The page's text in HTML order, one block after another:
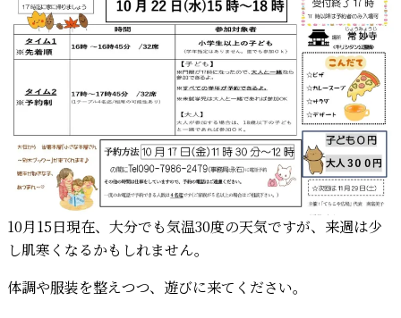
10月15日現在、大分でも気温30度の天気ですが、来週は少
し肌寒くなるかもしれません。
体調や服装を整えつつ、遊びに来てください。